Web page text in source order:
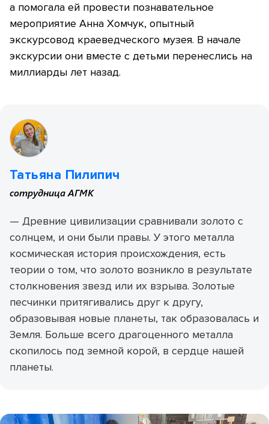
а помогала ей провести познавательное
мероприятие Анна Хомчук, опытный
экскурсовод краеведческого музея. В начале
экскурсии они вместе с детьми перенеслись на
миллиарды лет назад.
Татьяна Пилипич
сотрудница АГМК
— Древние цивилизации сравнивали золото с
солнцем, и они были правы. У этого металла
космическая история происхождения, есть
теории о том, что золото возникло в результате
столкновения звезд или их взрыва. Золотые
песчинки притягивались друг к другу,
образовывая новые планеты, так образовалась и
Земля. Больше всего драгоценного металла
скопилось под земной корой, в сердце нашей
планеты.